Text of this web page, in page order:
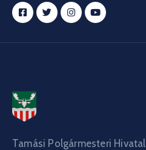
Tamási Polgármesteri Hivatal